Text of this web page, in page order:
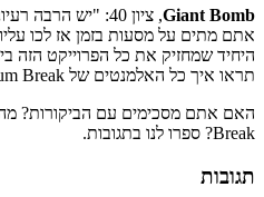
Giant Bomb
אתם מתים על מסעות בזמן אז לכו
היחיד שמחזיק את כל הפרוייקט הזה
תראו איך כל האלמנטים של Quantum Break נופלים".
Break? ספרו לנו בתגובות.
תגובות